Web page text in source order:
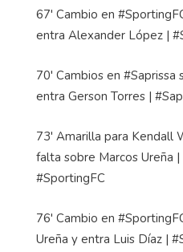
67' Cambio en
entra Alexander López |
70' Cambios en #Saprissa
entra Gerson Torres |
73' Amarilla para Kendall
falta sobre Marcos Ureña
#SportingFC
76' Cambio en
Ureña y entra Luis Díaz |